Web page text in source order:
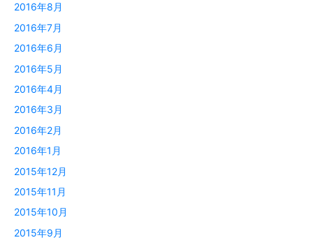
2016年8月
2016年7月
2016年6月
2016年5月
2016年4月
2016年3月
2016年2月
2016年1月
2015年12月
2015年11月
2015年10月
2015年9月